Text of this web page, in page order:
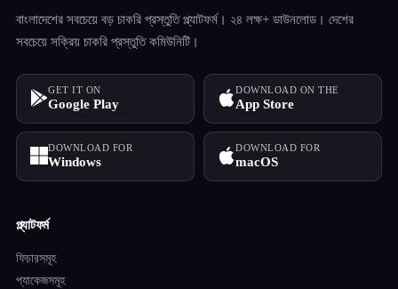
বাংলাদেশের সবচেয়ে বড় চাকরি প্রস্তুতি প্ল্যাটফর্ম। ২৪ লক্ষ+ ডাউনলোড। দেশের
সবচেয়ে সক্রিয় চাকরি প্রস্তুতি কমিউনিটি।
GET IT ON
Google Play
DOWNLOAD ON THE
App Store
DOWNLOAD FOR
Windows
DOWNLOAD FOR
macOS
প্ল্যাটফর্ম
ফিচারসমূহ
প্যাকেজসমূহ